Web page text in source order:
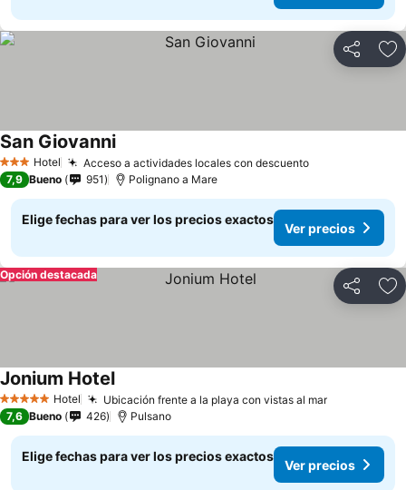
Compartir
3 Estrellas
Hotel Acceso a actividades locales con descuento
San Giovanni
7,9 Bueno 951 Polignano a Mare
Elige fechas para ver los precios exactos
Ver precios
Compartir
Opción destacada
5 Estrellas Hotel Ubicación frente a la playa con vistas al mar
Jonium Hotel
7,6 Bueno 426 Pulsano
Elige fechas para ver los precios exactos
Ver precios